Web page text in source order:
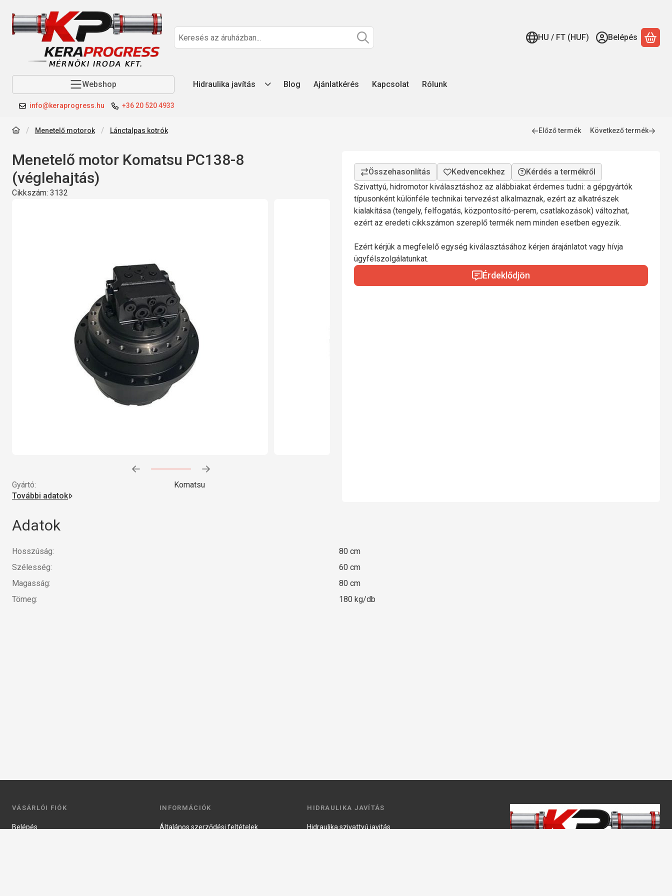
HU / FT (HUF) Belépés A
Webshop Hidraulika javítás Blog Ajánlatkérés Kapcsolat Rólunk
info@keraprogress.hu +36 20 520 4933
Menetelő motorok Lánctalpas kotrók Előző termék Következő termék
Menetelő motor Komatsu PC138-8
(véglehajtás)
Cikkszám: 3132
Gyártó:
Komatsu
További adatok
Kérdés a termékről
Szivattyú, hidromotor kiválasztáshoz az alábbiakat érdemes tudni: a gépgyártók
típusonként különféle technikai tervezést alkalmaznak, ezért az alkatrészek
kialakítása (tengely, felfogatás, központosító-perem, csatlakozások) változhat,
ezért az eredeti cikkszámon szereplő termék nem minden esetben egyezik.
Ezért kérjük a megfelelő egység kiválasztásához kérjen árajánlatot vagy hívja
ügyfélszolgálatunkat.
Érdeklődjön
Adatok
Hosszúság:
80 cm
Szélesség:
60 cm
Magasság:
80 cm
Tömeg:
180 kg/db
VÁSÁRLÓI FIÓK
Belépés
INFORMÁCIÓK
Általános szerződési feltételek
HIDRAULIKA JAVÍTÁS
Hidraulika szivattyú javitás